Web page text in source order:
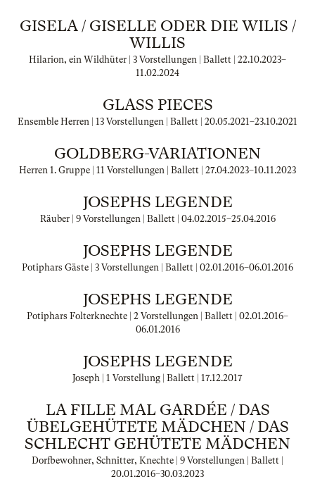
GISELA / GISELLE ODER DIE WILIS /
WILLIS
Hilarion, ein Wildhüter | 3 Vorstellungen | Ballett | 22.10.2023–
11.02.2024
GLASS PIECES
Ensemble Herren | 13 Vorstellungen | Ballett | 20.05.2021–23.10.2021
GOLDBERG-VARIATIONEN
Herren 1. Gruppe | 11 Vorstellungen | Ballett | 27.04.2023–10.11.2023
JOSEPHS LEGENDE
Räuber | 9 Vorstellungen | Ballett | 04.02.2015–25.04.2016
JOSEPHS LEGENDE
Potiphars Gäste | 3 Vorstellungen | Ballett | 02.01.2016–06.01.2016
JOSEPHS LEGENDE
Potiphars Folterknechte | 2 Vorstellungen | Ballett | 02.01.2016–
06.01.2016
JOSEPHS LEGENDE
Joseph | 1 Vorstellung | Ballett | 17.12.2017
LA FILLE MAL GARDÉE / DAS
ÜBELGEHÜTETE MÄDCHEN / DAS
SCHLECHT GEHÜTETE MÄDCHEN
Dorfbewohner, Schnitter, Knechte | 9 Vorstellungen | Ballett |
20.01.2016–30.03.2023